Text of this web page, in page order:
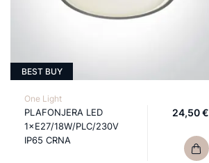
BEST BUY
One Light
PLAFONJERA LED
1×E27/18W/PLC/230V
IP65 CRNA
24,50 €